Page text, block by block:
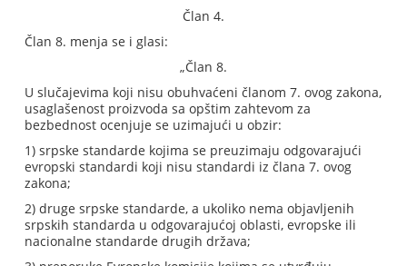
Član 4.
Član 8. menja se i glasi:
„Član 8.
U slučajevima koji nisu obuhvaćeni članom 7. ovog zakona,
usaglašenost proizvoda sa opštim zahtevom za
bezbednost ocenjuje se uzimajući u obzir:
1) srpske standarde kojima se preuzimaju odgovarajući
evropski standardi koji nisu standardi iz člana 7. ovog
zakona;
2) druge srpske standarde, a ukoliko nema objavljenih
srpskih standarda u odgovarajućoj oblasti, evropske ili
nacionalne standarde drugih država;